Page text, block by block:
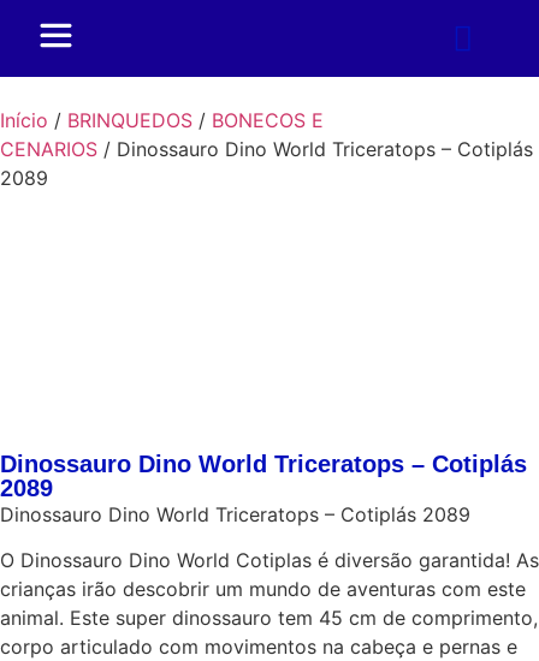
Início / BRINQUEDOS / BONECOS E
CENARIOS / Dinossauro Dino World Triceratops – Cotiplás
2089
Dinossauro Dino World Triceratops – Cotiplás
2089
Dinossauro Dino World Triceratops – Cotiplás 2089
O Dinossauro Dino World Cotiplas é diversão garantida! As
crianças irão descobrir um mundo de aventuras com este
animal. Este super dinossauro tem 45 cm de comprimento,
corpo articulado com movimentos na cabeça e pernas e